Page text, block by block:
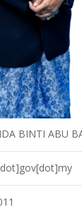
BINTI ABU